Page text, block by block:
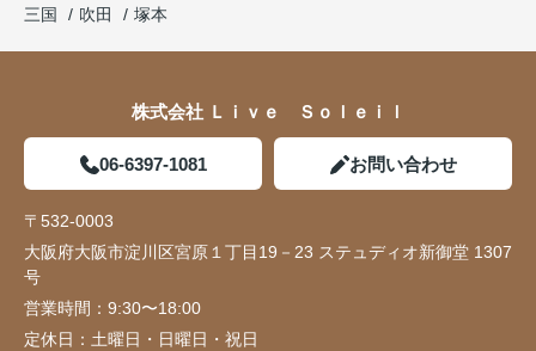
三国
吹田 塚本
株式会社 Ｌｉｖｅ Ｓｏｌｅｉｌ
06-6397-1081 お問い合わせ
〒532-0003
大阪府大阪市淀川区宮原１丁目19－23 ステュディオ新御堂 1307
号
営業時間： 9:30〜18:00
定休日： 土曜日・日曜日・祝日